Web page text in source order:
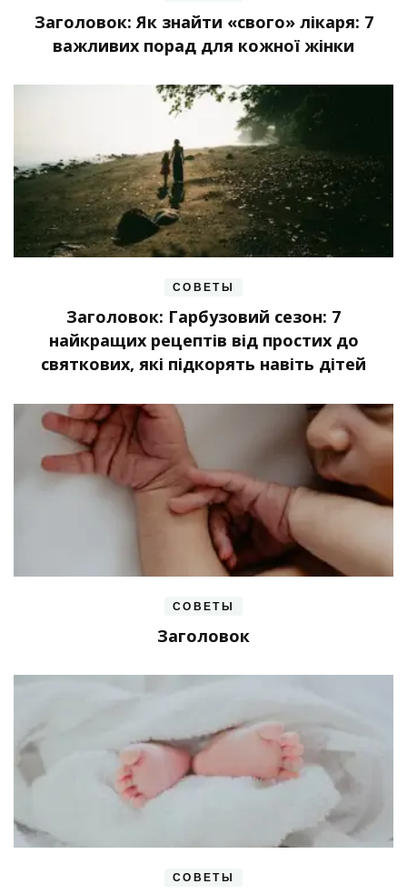
Заголовок: Як знайти «свого» лікаря: 7
важливих порад для кожної жінки
СОВЕТЫ
Заголовок: Гарбузовий сезон: 7
найкращих рецептів від простих до
святкових, які підкорять навіть дітей
СОВЕТЫ
Заголовок
СОВЕТЫ